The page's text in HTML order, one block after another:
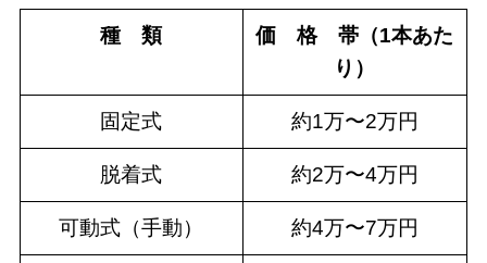
種 類
価 格 帯（1本あた
り）
固定式 約1万〜2万円
脱着式 約2万〜4万円
可動式（手動） 約4万〜7万円